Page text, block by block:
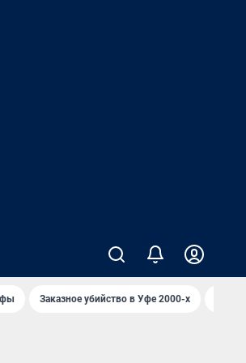
Заказное убийство в Уфе 2000-х